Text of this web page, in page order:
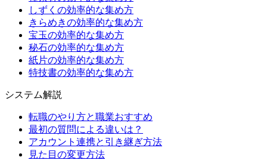
しずくの効率的な集め方
きらめきの効率的な集め方
宝玉の効率的な集め方
秘石の効率的な集め方
紙片の効率的な集め方
特技書の効率的な集め方
システム解説
転職のやり方と職業おすすめ
最初の質問による違いは？
アカウント連携と引き継ぎ方法
見た目の変更方法